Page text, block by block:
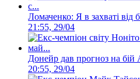
Ломаченко: Я в захваті
21:55, 29/04
Донейр дав прогноз на бій
20:55, 29/04